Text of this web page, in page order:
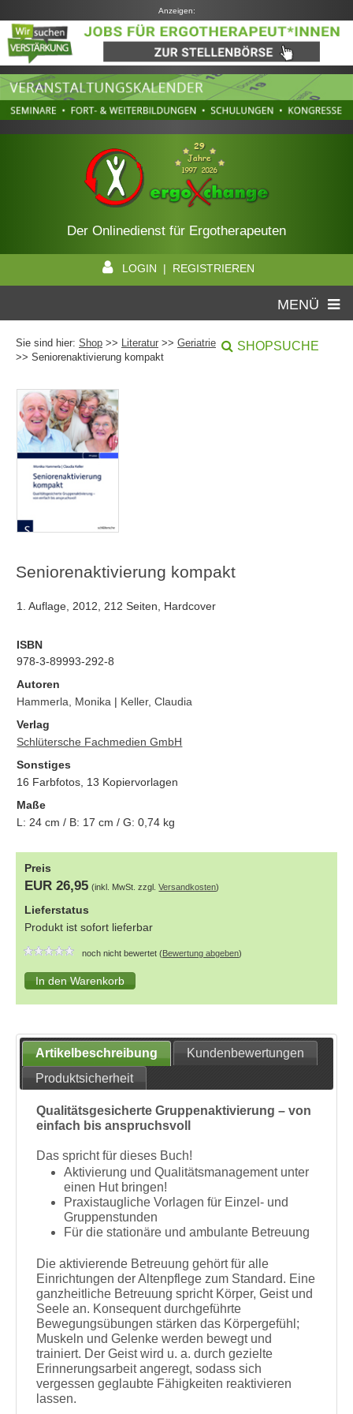
Anzeigen:
Der Onlinedienst für Ergotherapeuten
LOGIN | REGISTRIEREN
MENÜ
Sie sind hier: Shop >> Literatur >> Geriatrie
>> Seniorenaktivierung kompakt
SHOPSUCHE
Seniorenaktivierung kompakt
1. Auflage, 2012, 212 Seiten, Hardcover
ISBN
978-3-89993-292-8
Autoren
Hammerla, Monika | Keller, Claudia
Verlag
Schlütersche Fachmedien GmbH
Sonstiges
16 Farbfotos, 13 Kopiervorlagen
Maße
L:24 cm / B: 17 cm / G:0,74 kg
Preis
EUR 26,95 (inkl. MwSt. zzgl.Versandkosten)
Lieferstatus
Produkt ist sofort lieferbar
noch nicht bewertet (Bewertung abgeben)
Artikelbeschreibung
Kundenbewertungen
Produktsicherheit
Qualitätsgesicherte Gruppenaktivierung – von
einfach bis anspruchsvoll
Das spricht für dieses Buch!
Aktivierung und Qualitätsmanagement unter
einen Hut bringen!
Praxistaugliche Vorlagen für Einzel- und
Gruppenstunden
Für die stationäre und ambulante Betreuung
Die aktivierende Betreuung gehört für alle
Einrichtungen der Altenpflege zum Standard. Eine
ganzheitliche Betreuung spricht Körper, Geist und
Seele an. Konsequent durchgeführte
Bewegungsübungen stärken das Körpergefühl;
Muskeln und Gelenke werden bewegt und
trainiert. Der Geist wird u. a. durch gezielte
Erinnerungsarbeit angeregt, sodass sich
vergessen geglaubte Fähigkeiten reaktivieren
lassen.